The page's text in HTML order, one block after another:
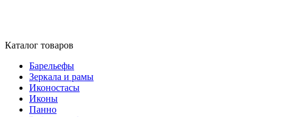
Каталог товаров
Барельефы
Зеркала и рамы
Иконостасы
Иконы
Панно